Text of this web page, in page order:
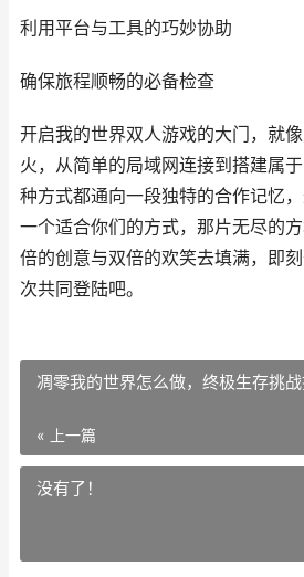
利用平台与工具的巧妙协助
确保旅程顺畅的必备检查
开启我的世界双人游戏的大门，就
火，从简单的局域网连接到搭建属
种方式都通向一段独特的合作记忆
一个适合你们的方式，那片无尽的
倍的创意与双倍的欢笑去填满，即
次共同登陆吧。
凋零我的世界怎么做，终极生存挑
« 上一篇
没有了！